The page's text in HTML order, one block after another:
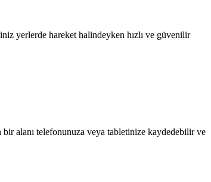
yerlerde hareket halindeyken hızlı ve güvenilir
alanı telefonunuza veya tabletinize kaydedebilir ve